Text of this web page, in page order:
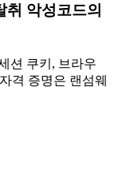
취 악성코드의
션 쿠키, 브라우
격 증명은 랜섬웨